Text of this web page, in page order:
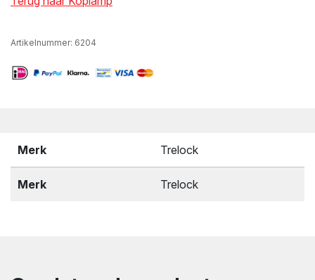
Artikelnummer: 6204
Merk Trelock
Merk Trelock